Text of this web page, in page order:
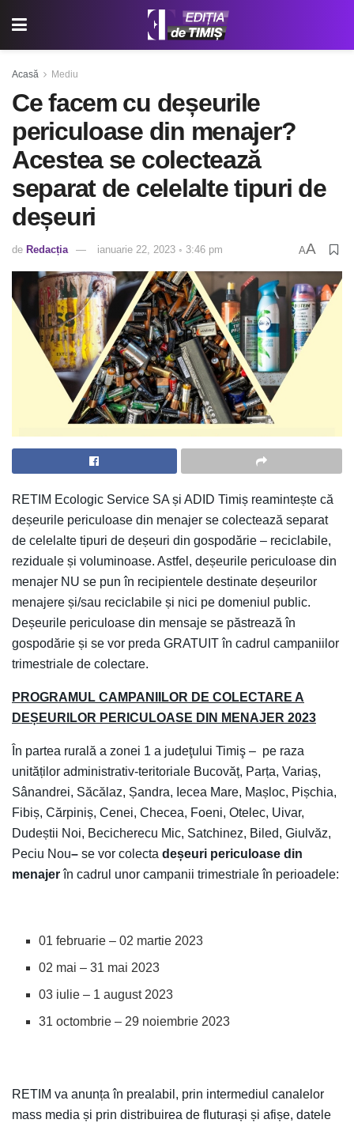
Acasă Mediu
Ce facem cu deșeurile
periculoase din menajer?
Acestea se colectează
separat de celelalte tipuri de
deșeuri
de Redacția ianuarie 22, 2023 ◦ 3:46 pm AA
RETIM Ecologic Service SA și ADID Timiș reamintește că
deșeurile periculoase din menajer se colectează separat
de celelalte tipuri de deșeuri din gospodărie – reciclabile,
reziduale și voluminoase. Astfel, deșeurile periculoase din
menajer NU se pun în recipientele destinate deșeurilor
menajere și/sau reciclabile și nici pe domeniul public.
Deșeurile periculoase din mensaje se păstrează în
gospodărie și se vor preda GRATUIT în cadrul campaniilor
trimestriale de colectare.
PROGRAMUL CAMPANIILOR DE COLECTARE A
DEȘEURILOR PERICULOASE DIN MENAJER 2023
În partea rurală a zonei 1 a judeţului Timiş – pe raza
unităților administrativ-teritoriale Bucovăț, Parța, Variaș,
Sânandrei, Săcălaz, Șandra, Iecea Mare, Mașloc, Pișchia,
Fibiș, Cărpiniș, Cenei, Checea, Foeni, Otelec, Uivar,
Dudeștii Noi, Becicherecu Mic, Satchinez, Biled, Giulvăz,
Peciu Nou– se vor colecta deșeuri periculoase din
menajerîn cadrul unor campanii trimestriale în perioadele:
01 februarie – 02 martie 2023
02 mai – 31 mai 2023
03 iulie – 1 august 2023
31 octombrie – 29 noiembrie 2023
RETIM va anunța în prealabil, prin intermediul canalelor
mass media și prin distribuirea de fluturași și afișe, datele